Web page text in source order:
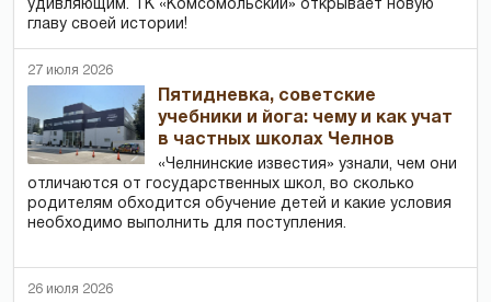
удивляющим. ТК «Комсомольский» открывает новую
главу своей истории!
27 июля 2026
Пятидневка, советские
учебники и йога: чему и как учат
в частных школах Челнов
«Челнинские известия» узнали, чем они
отличаются от государственных школ, во сколько
родителям обходится обучение детей и какие условия
необходимо выполнить для поступления.
26 июля 2026